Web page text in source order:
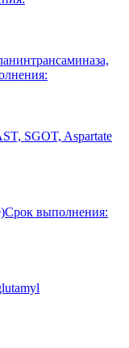
SGOT, Aspartate
Срок выполнения: